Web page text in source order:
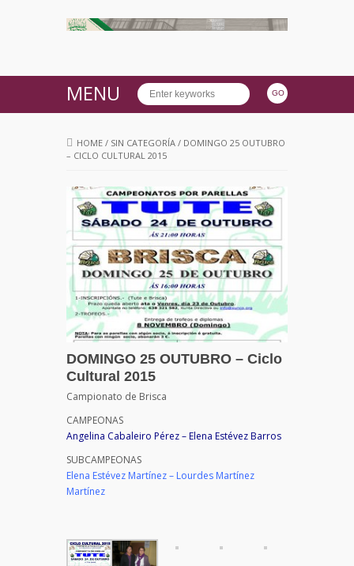
MENU
HOME / SIN CATEGORÍA / DOMINGO 25 OUTUBRO
– CICLO CULTURAL 2015
DOMINGO 25 OUTUBRO – Ciclo
Cultural 2015
Campionato de Brisca
CAMPEONAS
Angelina Cabaleiro Pérez – Elena Estévez Barros
SUBCAMPEONAS
Elena Estévez Martínez – Lourdes Martínez
Martínez